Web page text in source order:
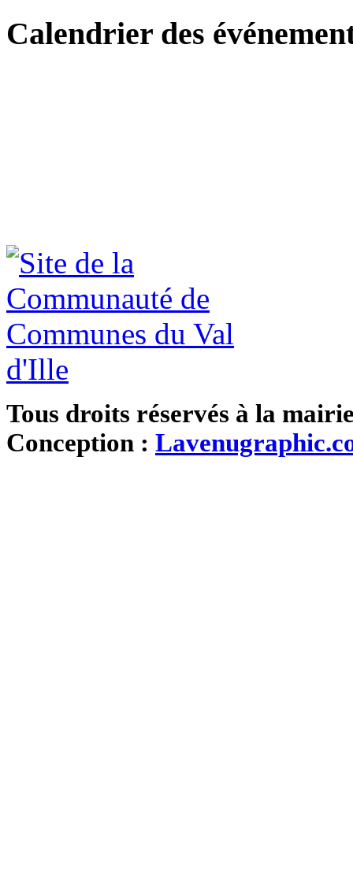
Calendrier des
Tous droits réservés à la
Conception :